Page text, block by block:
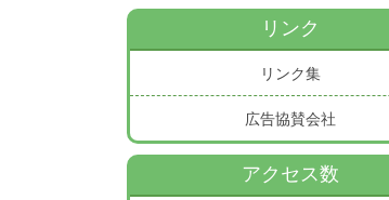
リンク
リンク集
広告協賛会社
アクセス数